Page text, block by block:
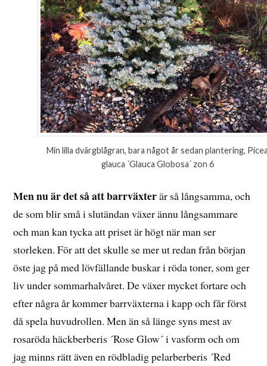
Min lilla dvärgblågran, bara något år sedan plantering,
glauca ´Glauca Globosa´ zon 6
Men nu är det så att barrväxterär så långsamma, och
de som blir små i slutändan växer ännu långsammare
och man kan tycka att priset är högt när man ser
storleken. För att det skulle se mer ut redan från början
öste jag på med lövfällande buskar i röda toner, som ger
liv under sommarhalvåret. De växer mycket fortare och
efter några år kommer barrväxterna i kapp och får först
då spela huvudrollen. Men än så länge syns mest av
rosaröda häckberberis ´Rose Glow´ i vasform och om
jag minns rätt även en rödbladig pelarberberis ´Red